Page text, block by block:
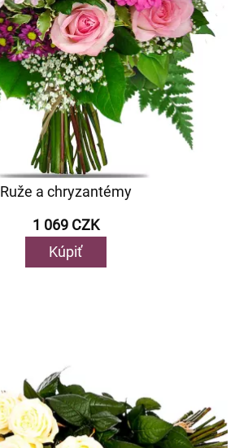
Ruže a chryzantémy
1 069 CZK
Kúpiť